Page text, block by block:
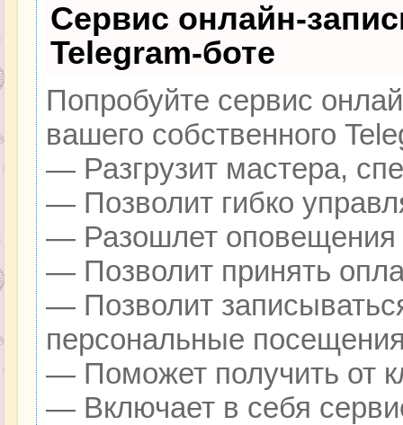
Сервис онлайн-
Telegram-боте
Попробуйте сервис
вашего собственного
— Разгрузит мастера,
— Позволит гибко
— Разошлет оповещения
— Позволит принять
— Позволит
персональные
— Поможет получить от
— Включает в себя